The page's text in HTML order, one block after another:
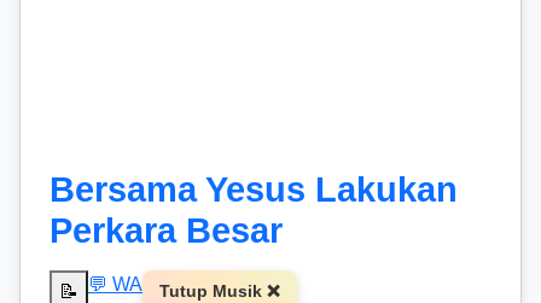
Bersama Yesus Lakukan
Perkara Besar
📝 💬 WA Tutup Musik ❌